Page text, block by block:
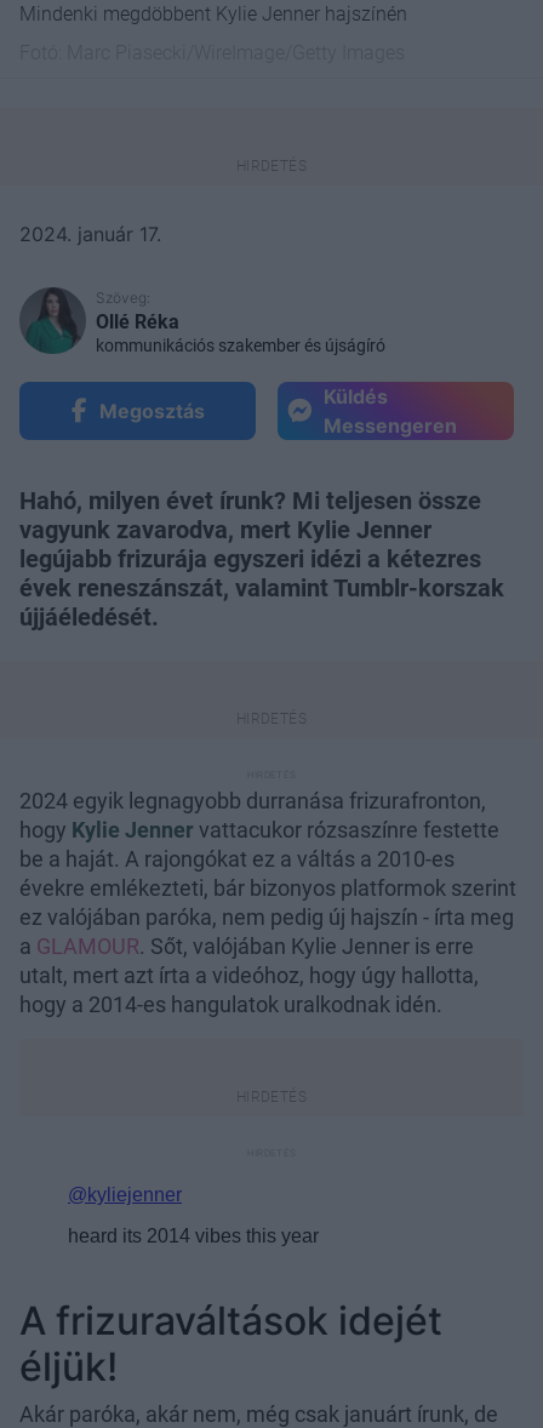
Mindenki megdöbbent Kylie Jenner hajszínén
2024. január 17.
Szöveg:
Ollé Réka
kommunikációs szakember és újságíró
Megosztás
Küldés
Messengeren
Hahó, milyen évet írunk? Mi teljesen össze
vagyunk zavarodva, mert Kylie Jenner
legújabb frizurája egyszeri idézi a kétezres
évek reneszánszát, valamint Tumblr-korszak
újjáéledését.
2024 egyik legnagyobb durranása frizurafronton,
hogy Kylie Jenner vattacukor rózsaszínre festette
be a haját. A rajongókat ez a váltás a 2010-es
évekre emlékezteti, bár bizonyos platformok szerint
ez valójában paróka, nem pedig új hajszín - írta meg
a GLAMOUR. Sőt, valójában Kylie Jenner is erre
utalt, mert azt írta a videóhoz, hogy úgy hallotta,
hogy a 2014-es hangulatok uralkodnak idén.
A frizuraváltások idejét
éljük!
Akár paróka, akár nem, még csak januárt írunk, de